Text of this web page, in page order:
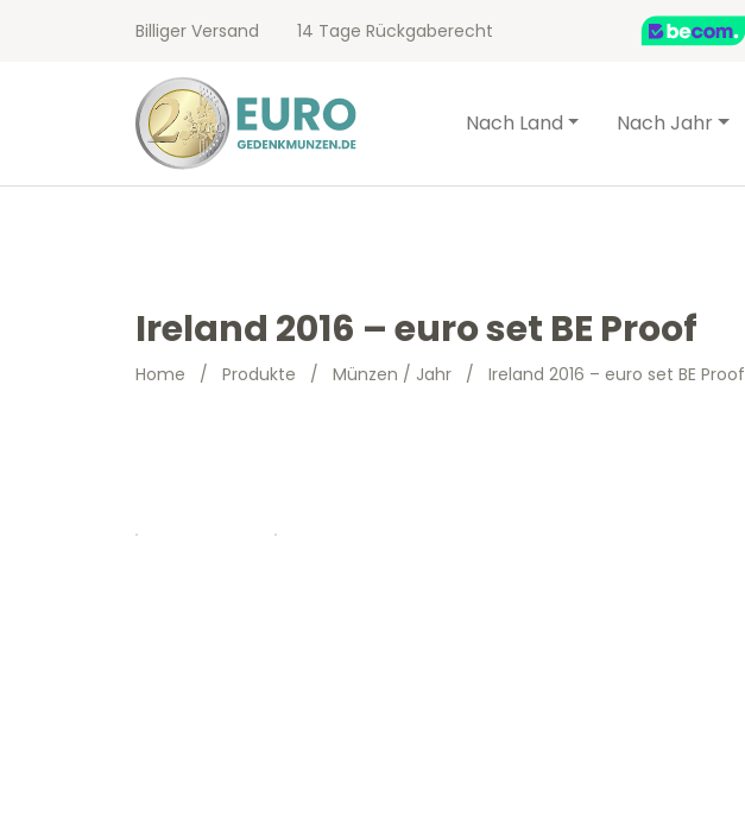
Billiger Versand 14 Tage Rückgaberecht
Nach Land Nach Jahr
Ireland 2016 – euro set BE Proof
Home / Produkte / Münzen / Jahr / Ireland 2016 – euro set BE Proof